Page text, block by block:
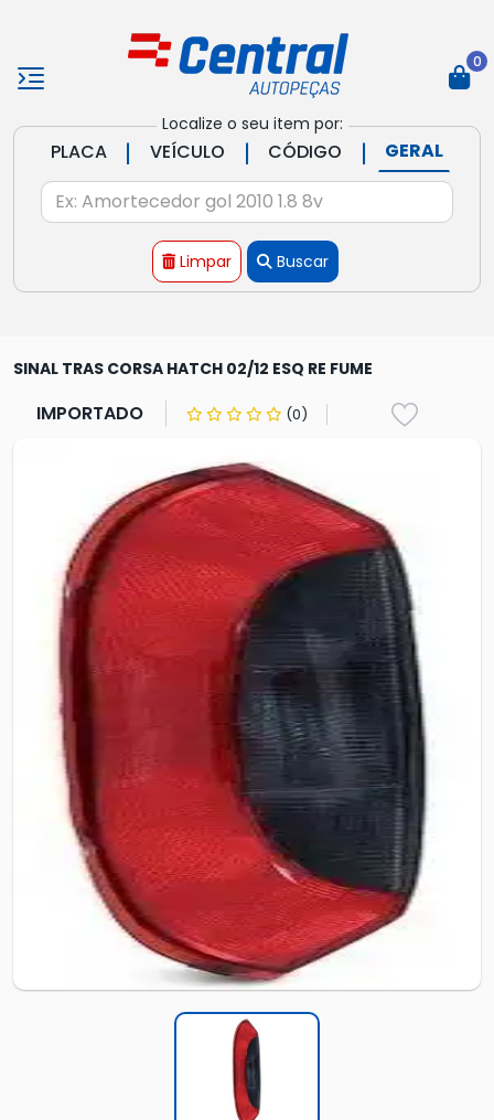
Localize o seu item por:
PLACA | VEÍCULO | CÓDIGO | GERAL
Limpar Buscar
0
SINAL TRAS CORSA HATCH 02/12 ESQ RE FUME
IMPORTADO (0)